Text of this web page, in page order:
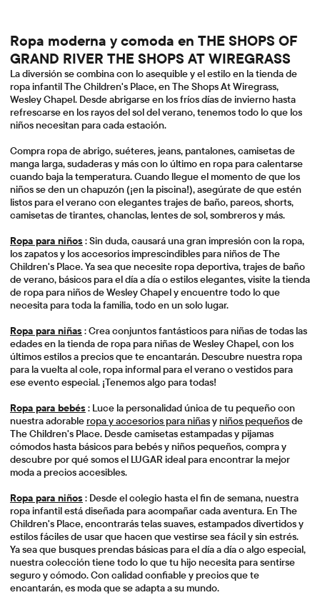
Ropa moderna y comoda en THE SHOPS OF
GRAND RIVER THE SHOPS AT WIREGRASS
La diversión se combina con lo asequible y el estilo en la tienda de
ropa infantil The Children's Place, en The Shops At Wiregrass,
Wesley Chapel. Desde abrigarse en los fríos días de invierno hasta
refrescarse en los rayos del sol del verano, tenemos todo lo que los
niños necesitan para cada estación.
Compra ropa de abrigo, suéteres, jeans, pantalones, camisetas de
manga larga, sudaderas y más con lo último en ropa para calentarse
cuando baja la temperatura. Cuando llegue el momento de que los
niños se den un chapuzón (¡en la piscina!), asegúrate de que estén
listos para el verano con elegantes trajes de baño, pareos, shorts,
camisetas de tirantes, chanclas, lentes de sol, sombreros y más.
Ropa para niños : Sin duda, causará una gran impresión con la ropa,
los zapatos y los accesorios imprescindibles para niños de The
Children's Place. Ya sea que necesite ropa deportiva, trajes de baño
de verano, básicos para el día a día o estilos elegantes, visite la tienda
de ropa para niños de Wesley Chapel y encuentre todo lo que
necesita para toda la familia, todo en un solo lugar.
Ropa para niñas : Crea conjuntos fantásticos para niñas de todas las
edades en la tienda de ropa para niñas de Wesley Chapel, con los
últimos estilos a precios que te encantarán. Descubre nuestra ropa
para la vuelta al cole, ropa informal para el verano o vestidos para
ese evento especial. ¡Tenemos algo para todas!
Ropa para bebés : Luce la personalidad única de tu pequeño con
nuestra adorableropa y accesorios para niñasyniños pequeñosde
The Children's Place. Desde camisetas estampadas y pijamas
cómodos hasta básicos para bebés y niños pequeños, compra y
descubre por qué somos el LUGAR ideal para encontrar la mejor
moda a precios accesibles.
Ropa para niños : Desde el colegio hasta el fin de semana, nuestra
ropa infantil está diseñada para acompañar cada aventura. En The
Children's Place, encontrarás telas suaves, estampados divertidos y
estilos fáciles de usar que hacen que vestirse sea fácil y sin estrés.
Ya sea que busques prendas básicas para el día a día o algo especial,
nuestra colección tiene todo lo que tu hijo necesita para sentirse
seguro y cómodo. Con calidad confiable y precios que te
encantarán, es moda que se adapta a su mundo.